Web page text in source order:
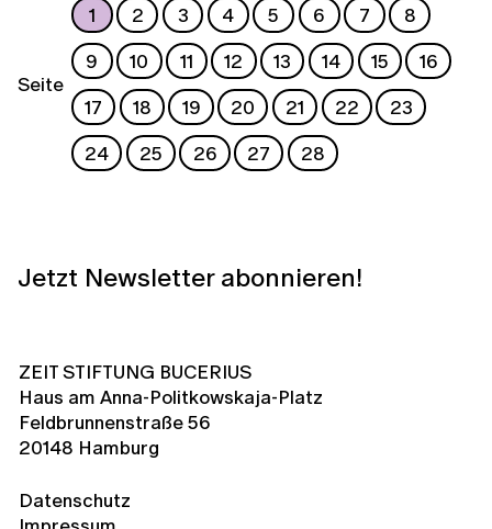
Seite
1 2 3 4 5 6 7
8
9
10 11 12 13 14 15
16
17
18 19 20 21 22
23
24
25 26 27 28
Jetzt Newsletter abonnieren!
ZEIT STIFTUNG BUCERIUS
Haus am Anna-Politkowskaja-Platz
Feldbrunnenstraße 56
20148 Hamburg
Datenschutz